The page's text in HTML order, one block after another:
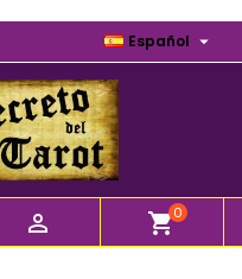
Español 
 shopping_cart0